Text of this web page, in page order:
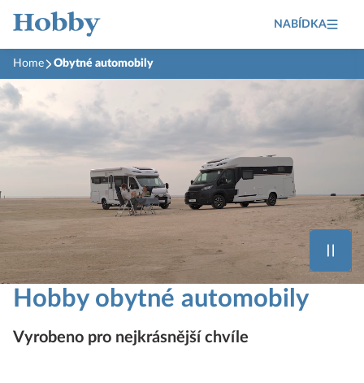
NABÍDKA
Home Obytné automobily
Hobby obytné automobily
Vyrobeno pro nejkrásnější chvíle